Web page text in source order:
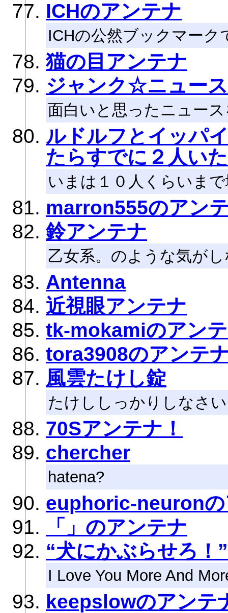
ICHのアンテナ
ICHの公然ブックマーク
猫の目アンテナ
ジャンク☆ニュー
面白いと思ったニュー
ルドルフとイッパ
たらすでに２人いた
いまは１０人くらいま
marron555のアン
鈴アンテナ
乙女系。のような気が
Antenna
近視眼アンテナ
tk-mokamiのアン
tora3908のアンテ
風雲たけし錠
たけししっかりしなさい
70Sアンテナ！
chercher
hatena?
euphoric-neuronの
「」のアンテナ
“犬にかぶらせろ！
I Love You More And
keepslowのアンテ